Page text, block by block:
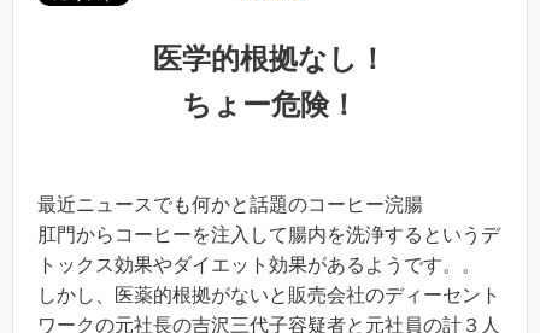
医学的根拠なし！
ちょー危険！
最近ニュースでも何かと話題のコーヒー浣腸
肛門からコーヒーを注入して腸内を洗浄するというデ
トックス効果やダイエット効果があるようです。。
しかし、医薬的根拠がないと販売会社のディーセント
ワークの元社長の吉沢三代子容疑者と元社員の計３人